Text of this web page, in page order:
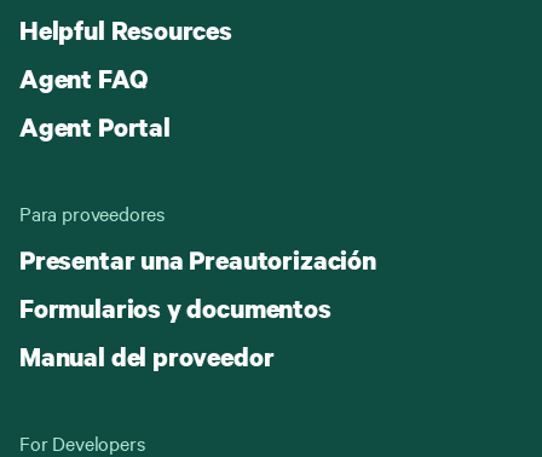
Helpful Resources
Agent FAQ
Agent Portal
Para proveedores
Presentar una Preautorización
Formularios y documentos
Manual del proveedor
For Developers